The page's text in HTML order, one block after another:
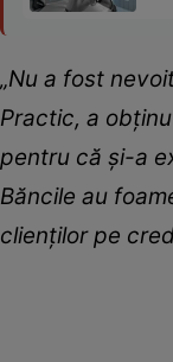
„Nu a fost
Practic, a
pentru că și-a
Băncile au
clienților pe